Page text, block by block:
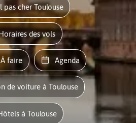
pas cher Toulouse
Horaires des vols
À faire Agenda
de voiture à Toulouse
Hôtels à Toulouse